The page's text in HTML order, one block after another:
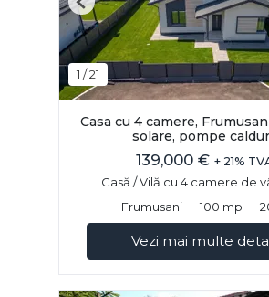
1 /21
Previous
Casa cu 4 camere,
solare, pompe
139,000 € + 21%
Casă / Vilă cu 4 camere de
Frumusani
100 mp
Vezi mai multe